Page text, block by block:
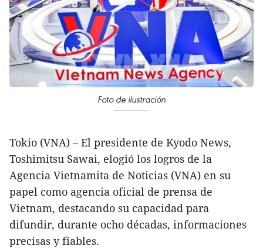
Foto de ilustración
Tokio (VNA) – El presidente de Kyodo News,
Toshimitsu Sawai, elogió los logros de la
Agencia Vietnamita de Noticias (VNA) en su
papel como agencia oficial de prensa de
Vietnam, destacando su capacidad para
difundir, durante ocho décadas, informaciones
precisas y fiables.